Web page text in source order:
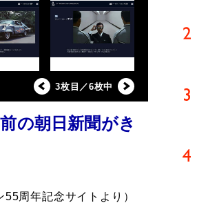
3枚目／6枚中
の朝日新聞がき
周年記念サイトより）